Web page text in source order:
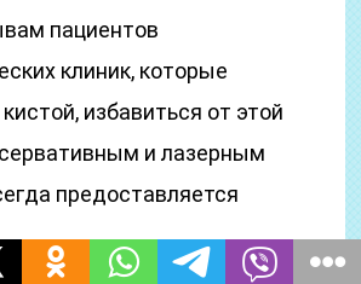
пациентов
клиник, которые
избавиться от этой
и лазерным
предоставляется